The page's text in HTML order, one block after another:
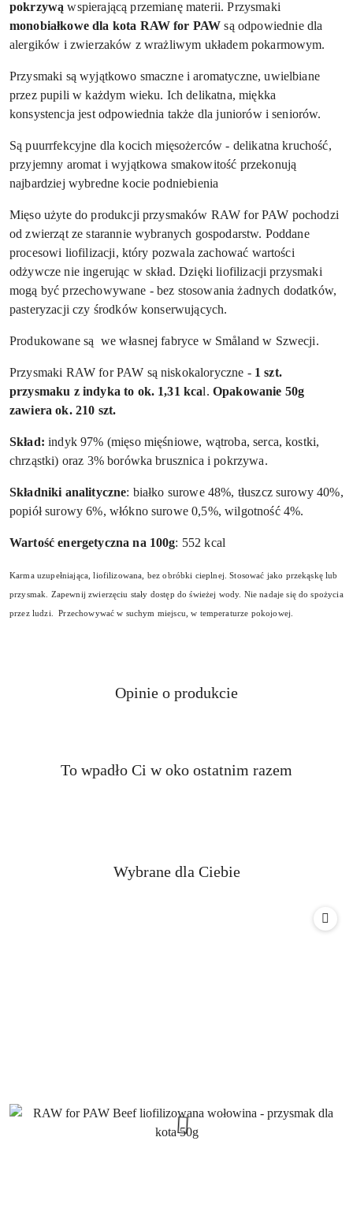
pokrzywąwspierającą przemianę materii. Przysmaki
monobiałkowe dla kota RAW for PAWsą odpowiednie dla
alergików i zwierzaków z wrażliwym układem pokarmowym.
Przysmaki są wyjątkowo smaczne i aromatyczne, uwielbiane
przez pupili w każdym wieku. Ich delikatna, miękka
konsystencja jest odpowiednia także dla juniorów i seniorów.
Są puurrfekcyjne dla kocich mięsożerców - delikatna kruchość,
przyjemny aromat i wyjątkowa smakowitość przekonują
najbardziej wybredne kocie podniebienia
Mięso użyte do produkcji przysmaków RAW for PAW pochodzi
od zwierząt ze starannie wybranych gospodarstw. Poddane
procesowi liofilizacji, który pozwala zachować wartości
odżywcze nie ingerując w skład. Dzięki liofilizacji przysmaki
mogą być przechowywane - bez stosowania żadnych dodatków,
pasteryzacji czy środków konserwujących.
Produkowane są we własnejfabryce w Småland w Szwecji.
Przysmaki RAW for PAW są niskokaloryczne - 1 szt.
przysmaku z indyka to ok. 1,31 kcal. Opakowanie 50g
zawiera ok. 210 szt.
Skład: indyk 97% (mięso mięśniowe, wątroba, serca, kostki,
chrząstki) oraz 3% borówka brusznica i pokrzywa.
Składniki analityczne: białko surowe 48%, tłuszcz surowy 40%,
popiół surowy 6%, włókno surowe 0,5%, wilgotność 4%.
Wartość energetyczna na 100g: 552 kcal
Karma uzupełniająca, liofilizowana, bez obróbki cieplnej. Stosować jako przekąskę lub
przysmak. Zapewnij zwierzęciu stały dostęp do świeżej wody. Nie nadaje się do spożycia
przez ludzi. Przechowywać w suchym miejscu, w temperaturze pokojowej.
Opinie o produkcie
Pomiń karuzelę produktów
Produkty
To wpadło Ci w oko ostatnim razem
Pomiń karuzelę produktów
Produkty
Wybrane dla Ciebie